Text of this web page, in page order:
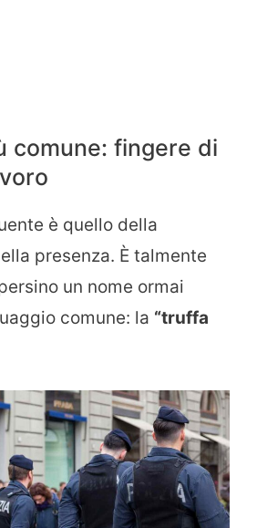
comune: fingere di
è quello della
presenza. È talmente
un nome ormai
comune: la “truffa